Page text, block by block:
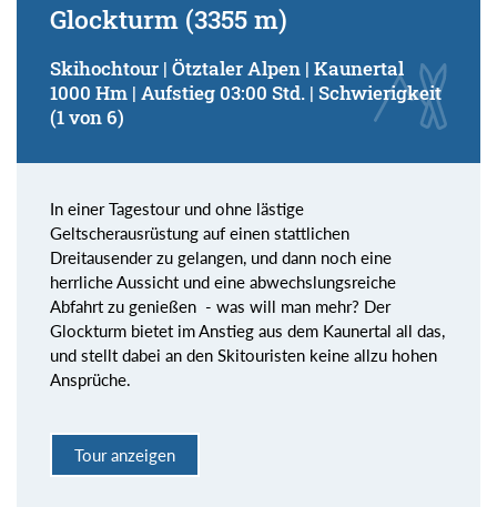
Glockturm (3355 m)
Skihochtour | Ötztaler Alpen | Kaunertal
1000 Hm | Aufstieg 03:00 Std. | Schwierigkeit
(1 von 6)
In einer Tagestour und ohne lästige
Geltscherausrüstung auf einen stattlichen
Dreitausender zu gelangen, und dann noch eine
herrliche Aussicht und eine abwechslungsreiche
Abfahrt zu genießen - was will man mehr? Der
Glockturm bietet im Anstieg aus dem Kaunertal all das,
und stellt dabei an den Skitouristen keine allzu hohen
Ansprüche.
Tour anzeigen